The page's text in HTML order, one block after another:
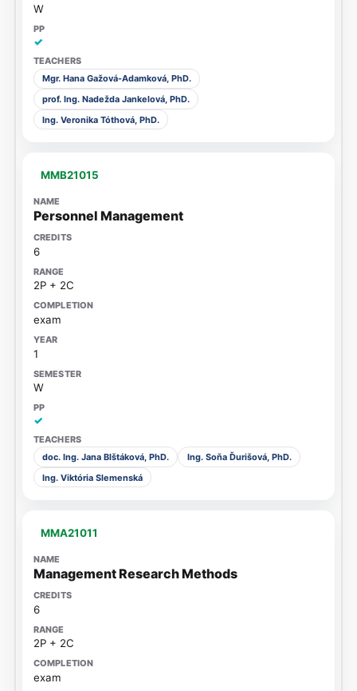
W
✓
Mgr. Hana Gažová-Adamková, PhD.
prof. Ing. Nadežda Jankelová, PhD.
Ing. Veronika Tóthová, PhD.
MMB21015
Personnel Management
6
2P + 2C
exam
1
W
✓
doc. Ing. Jana Blštáková, PhD.
Ing. Soňa Ďurišová, PhD.
Ing. Viktória Slemenská
MMA21011
Management Research Methods
6
2P + 2C
exam